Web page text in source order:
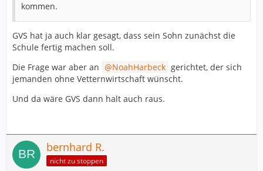
kommen.
GVS hat ja auch klar gesagt, dass sein Sohn zunächst die
Schule fertig machen soll.
Die Frage war aber an
NoahHarbeck gerichtet, der sich
jemanden ohne Vetternwirtschaft wünscht.
Und da wäre GVS dann halt auch raus.
bernhard R.
nicht zu stoppen